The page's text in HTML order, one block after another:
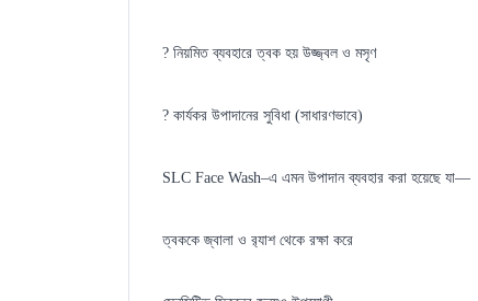
? নিয়মিত ব্যবহারে ত্বক হয় উজ্জ্বল ও মসৃণ
? কার্যকর উপাদানের সুবিধা (সাধারণভাবে)
SLC Face Wash–এ এমন উপাদান ব্যবহার করা হয়েছে যা—
ত্বককে জ্বালা ও র‍্যাশ থেকে রক্ষা করে